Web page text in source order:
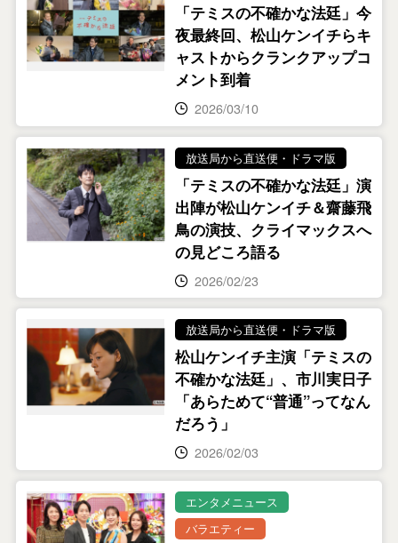
「テミスの不確かな法廷」今
夜最終回、松山ケンイチらキ
ャストからクランクアップコ
メント到着
2026/03/10
放送局から直送便・ドラマ版
「テミスの不確かな法廷」演
出陣が松山ケンイチ＆齋藤飛
鳥の演技、クライマックスへ
の見どころ語る
2026/02/23
放送局から直送便・ドラマ版
松山ケンイチ主演「テミスの
不確かな法廷」、市川実日子
「あらためて“普通”ってなん
だろう」
2026/02/03
エンタメニュース
バラエティー